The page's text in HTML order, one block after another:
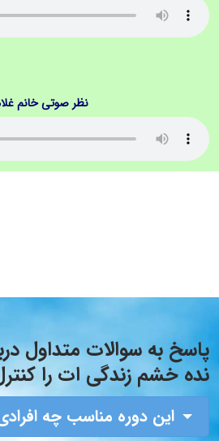
نظر صوتی خانم
پاسخ به سوالات متداول
نده خشم زندگی ات را
این دوره مناسب چه